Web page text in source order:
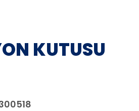
KUTUSU